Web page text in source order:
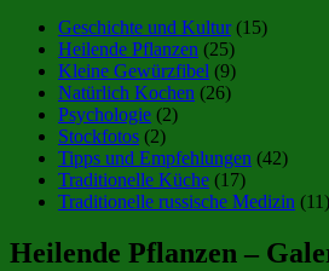
Geschichte und Kultur(15)
Heilende Pflanzen (25)
Kleine Gewürzfibel (9)
Natürlich Kochen (26)
Psychologie (2)
Stockfotos (2)
Tipps und Empfehlungen (42)
Traditionelle Küche (17)
Traditionelle russische Medizin (11)
Heilende Pflanzen –